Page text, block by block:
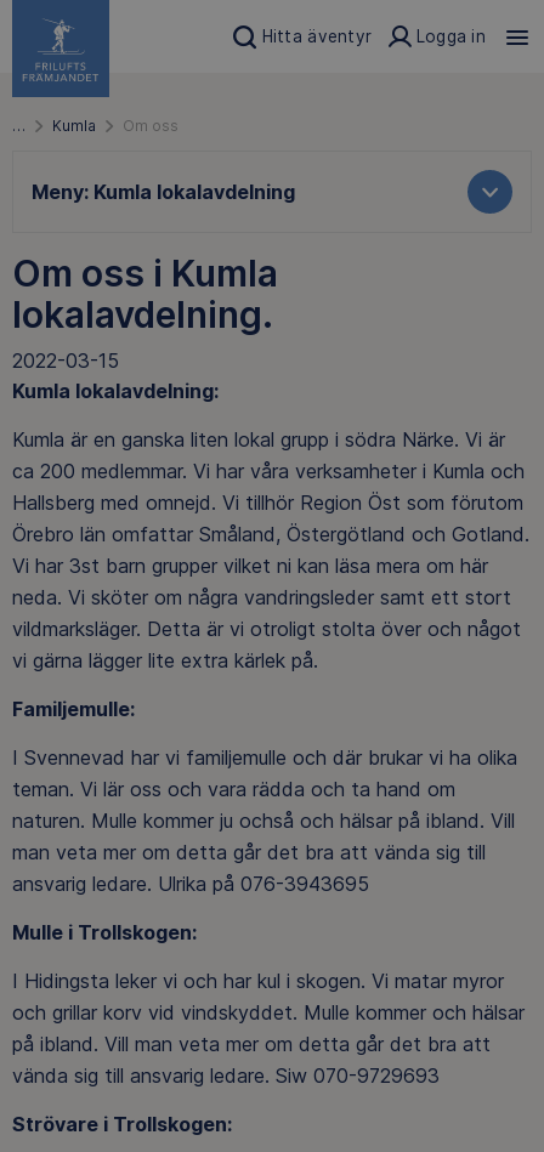
Hitta äventyr Logga in
… Kumla Om oss
Meny: Kumla lokalavdelning
Om oss i Kumla
lokalavdelning.
2022-03-15
Kumla lokalavdelning:
Kumla är en ganska liten lokal grupp i södra Närke. Vi är
ca 200 medlemmar. Vi har våra verksamheter i Kumla och
Hallsberg med omnejd. Vi tillhör Region Öst som förutom
Örebro län omfattar Småland, Östergötland och Gotland.
Vi har 3st barn grupper vilket ni kan läsa mera om här
neda. Vi sköter om några vandringsleder samt ett stort
vildmarksläger. Detta är vi otroligt stolta över och något
vi gärna lägger lite extra kärlek på.
Familjemulle:
I Svennevad har vi familjemulle och där brukar vi ha olika
teman. Vi lär oss och vara rädda och ta hand om
naturen. Mulle kommer ju ochså och hälsar på ibland. Vill
man veta mer om detta går det bra att vända sig till
ansvarig ledare. Ulrika på 076-3943695
Mulle i Trollskogen:
I Hidingsta leker vi och har kul i skogen. Vi matar myror
och grillar korv vid vindskyddet. Mulle kommer och hälsar
på ibland. Vill man veta mer om detta går det bra att
vända sig till ansvarig ledare. Siw 070-9729693
Strövare i Trollskogen: